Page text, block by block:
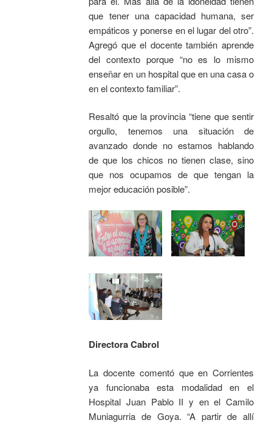
que tener una capacidad humana, ser
empáticos y ponerse en el lugar del otro”.
Agregó que el docente también aprende
del contexto porque “no es lo mismo
enseñar en un hospital que en una casa o
en el contexto familiar”.
Resaltó que la provincia “tiene que sentir
orgullo, tenemos una situación de
avanzado donde no estamos hablando
de que los chicos no tienen clase, sino
que nos ocupamos de que tengan la
mejor educación posible”.
Directora Cabrol
La docente comentó que en Corrientes
ya funcionaba esta modalidad en el
Hospital Juan Pablo II y en el Camilo
Muniagurria de Goya. “A partir de allí